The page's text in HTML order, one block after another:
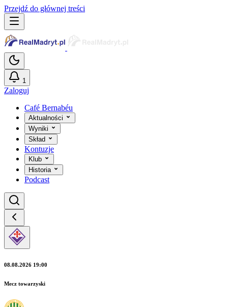
Przejdź do głównej treści
1
Zaloguj
Café Bernabéu
Aktualności
Wyniki
Skład
Kontuzje
Klub
Historia
Podcast
08.08.2026 19:00
Mecz towarzyski